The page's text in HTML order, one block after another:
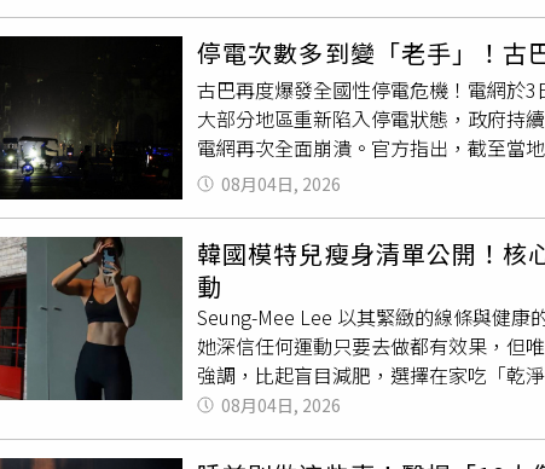
臨床中心治療。醫師表示，男子到院時
瘍、反覆內出血，無法再次接受手術。
阿米巴原蟲主要透過遭糞便污染的食物
腸道或肝臟，感染後多數患者會出現腹
瘍、內出血，甚至引發敗血性休克、危
來僅有17例感染紀錄。此外，報導透露
完全不同的病原體，後者通常生存於
致死率高達96%以上。
停電次數多到變「老手」！
古巴再度爆發全國性停電危機！電網於
大部分地區重新陷入停電狀態，政府持
電網再次全面崩潰。官方指出，截至當
障，復電成果幾乎全部歸零。UNE表示
電及計畫性限電，全國多地當天都有
路，優先供應醫院、自來水系統及食品
件，7月短短9天內，全國電網就曾3度
數小時的電力供應，長時間停電已影響
夏高溫難以休息等問題。古巴政府將能
使原本老舊的電力系統雪上加霜，因為
封鎖措施，使古巴失去重要燃料的來源
為，古巴能源部門長年投資不足、設備
08月04日, 2026
韓國模特兒瘦身清單公開！核
動
Seung-Mee Lee 以其緊緻的線條與健康
她深信任何運動只要去做都有效果，但
強調，比起盲目減肥，選擇在家吃「乾淨
食表」：下午 5 點完食晚餐Seung-Mee
（早餐、零食、晚餐）的規律。早餐落
餓時，則選擇藍莓、堅果搭配茶或黑咖
08月04日, 2026